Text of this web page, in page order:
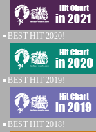
BEST HIT 2020!
BEST HIT 2019!
BEST HIT 2018!